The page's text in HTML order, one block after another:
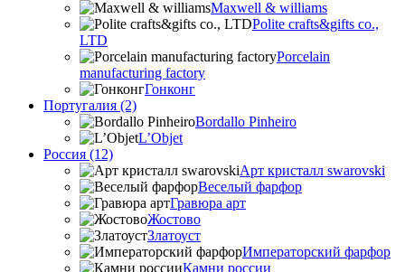
Maxwell & williams
Polite crafts&gifts co.,
LTD
Porcelain
manufacturing factory
Гонконг
Португалия (2)
Bordallo Pinheiro
L’Objet
Россия (12)
Арт кристалл swarovski
Веселый фарфор
Гравюра арт
Жостово
Златоуст
Императорский фарфор
Камни россии